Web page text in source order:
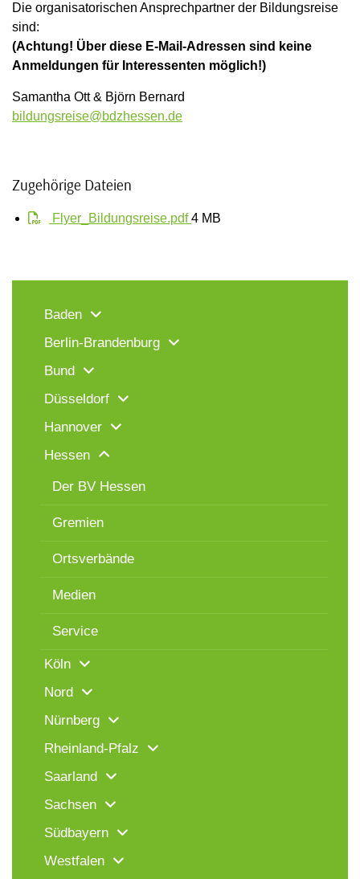
Die organisatorischen Ansprechpartner der Bildungsreise
sind:
(Achtung! Über diese E-Mail-Adressen sind keine
Anmeldungen für Interessenten möglich!)
Samantha Ott & Björn Bernard
bildungsreise@bdzhessen.de
Zugehörige Dateien
Flyer_Bildungsreise.pdf4 MB
Baden
Berlin-Brandenburg
Bund
Düsseldorf
Hannover
Hessen
Der BV Hessen
Gremien
Ortsverbände
Medien
Service
Köln
Nord
Nürnberg
Rheinland-Pfalz
Saarland
Sachsen
Südbayern
Westfalen